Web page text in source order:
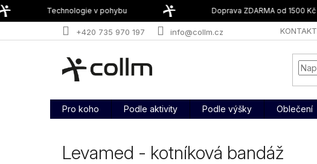
Přejít
na
Technologie v pohybu Doprava ZDARMA od 1500 Kč
+420 735 970 197 info@collm.cz KONTAKT
Pro koho Podle aktivity Podle výšky Oblečení
Levamed - kotníková bandáž